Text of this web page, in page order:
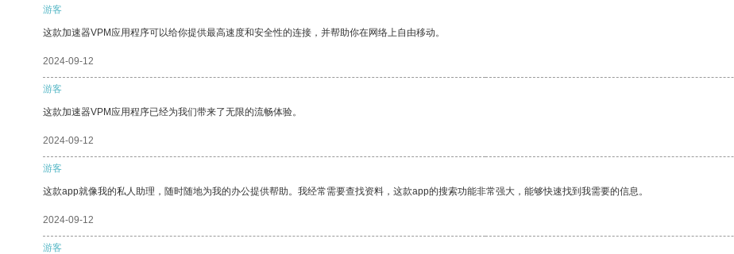
游客
这款加速器VPM应用程序可以给你提供最高速度和安全性的连接，并帮助你在网络上自由移动。
2024-09-12
游客
这款加速器VPM应用程序已经为我们带来了无限的流畅体验。
2024-09-12
游客
这款app就像我的私人助理，随时随地为我的办公提供帮助。我经常需要查找资料，这款app的搜索功能非常强大，能够快速找到我需要的信息。
2024-09-12
游客